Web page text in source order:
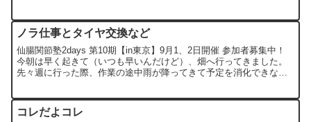
ノラ仕事とタイヤ交換など
仙腸関節塾2days 第10期【in東京】9月1、2日開催 参加者募集中！
今朝は早く起きて（いつも早いんだけど）、畑へ行ってきました。
先々週に行った際、作業の途中雨が降ってきて予定を消化できなか
コレだよコレ